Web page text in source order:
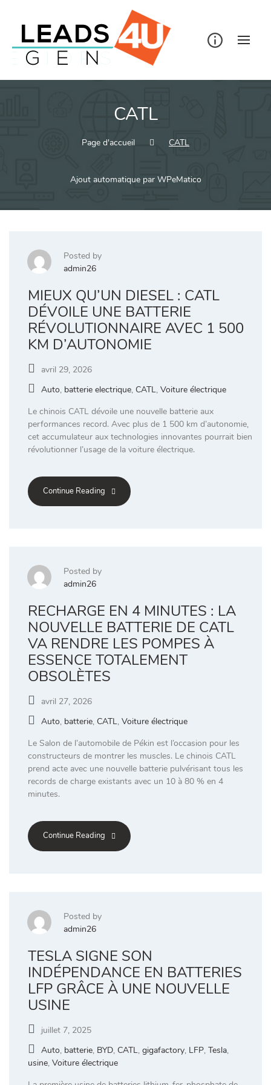
CATL
Page d'accueil CATL
Ajout automatique par WPeMatico
Posted by
admin26
MIEUX QU’UN DIESEL : CATL
DÉVOILE UNE BATTERIE
RÉVOLUTIONNAIRE AVEC 1 500
KM D’AUTONOMIE
avril 29, 2026
Auto, batterie electrique, CATL, Voiture électrique
Le chinois CATL dévoile une nouvelle batterie aux
performances record. Avec plus de 1 500 km d’autonomie,
cet accumulateur aux technologies innovantes pourrait bien
révolutionner l’usage de la voiture électrique.
Continue Reading
Posted by
admin26
RECHARGE EN 4 MINUTES : LA
NOUVELLE BATTERIE DE CATL
VA RENDRE LES POMPES À
ESSENCE TOTALEMENT
OBSOLÈTES
avril 27, 2026
Auto, batterie, CATL, Voiture électrique
Le Salon de l’automobile de Pékin est l’occasion pour les
constructeurs de montrer les muscles. Le chinois CATL
prend acte avec une nouvelle batterie pulvérisant tous les
records de charge existants avec un 10 à 80 % en 4
minutes.
Continue Reading
Posted by
admin26
TESLA SIGNE SON
INDÉPENDANCE EN BATTERIES
LFP GRÂCE À UNE NOUVELLE
USINE
juillet 7, 2025
Auto, batterie, BYD, CATL, gigafactory, LFP, Tesla,
usine, Voiture électrique